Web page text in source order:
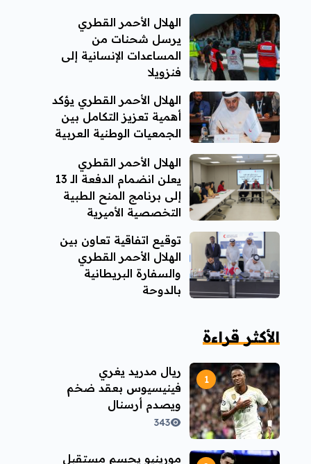
الهلال الأحمر القطري
يرسل شحنات من
المساعدات الإنسانية إلى
فنزويلا
الهلال الأحمر القطري يؤكد
أهمية تعزيز التكامل بين
الجمعيات الوطنية العربية
الهلال الأحمر القطري
يعلن انضمام الدفعة الـ 13
إلى برنامج المنح الطبية
التخصصية الأميرية
توقيع اتفاقية تعاون بين
الهلال الأحمر القطري
والسفارة البريطانية
بالدوحة
الأكثر قراءة
ريال مدريد يغري
فينيسيوس بعقد ضخم
ويصدم أرسنال
343
مورينيو يحسم مستقبل